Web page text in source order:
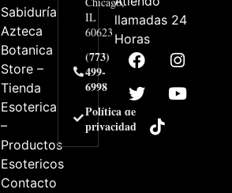
Sabiduría
Azteca
Botanica
Store –
Tienda
Esoterica
–
Productos
Esotericos
Contacto
IL
60623
(773)
499-
6998
Política de
privacidad
llamadas 24
Horas